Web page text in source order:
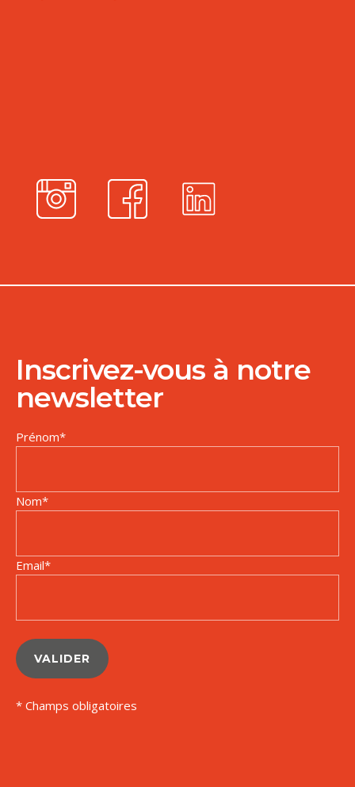
Inscrivez-vous à notre
newsletter
Prénom*
Nom*
Email*
VALIDER
* Champs obligatoires